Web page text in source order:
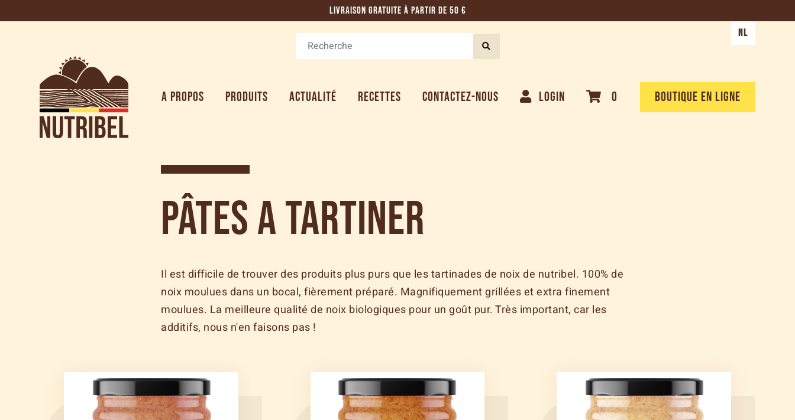
LIVRAISON GRATUITE À PARTIR DE 50 €
A PROPOS PRODUITS ACTUALITÉ RECETTES CONTACTEZ-NOUS LOGIN 0 BOUTIQUE EN LIGNE
NL
Pâtes a tartiner
Il est difficile de trouver des produits plus purs que les tartinades de noix de nutribel. 100% de
noix moulues dans un bocal, fièrement préparé. Magnifiquement grillées et extra finement
moulues. La meilleure qualité de noix biologiques pour un goût pur. Très important, car les
additifs, nous n'en faisons pas !